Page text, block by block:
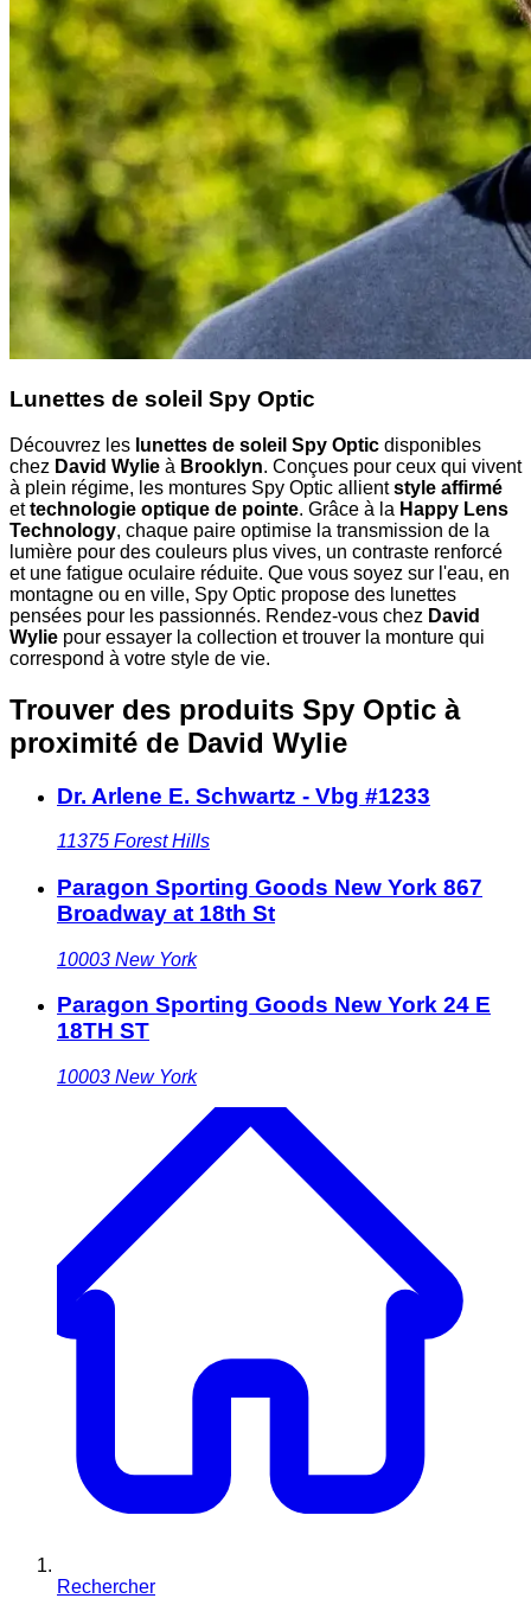
Lunettes de soleil Spy Optic
Découvrez les lunettes de soleil Spy Optic disponibles
chez David Wylie à Brooklyn. Conçues pour ceux qui vivent
à plein régime, les montures Spy Optic allientstyle affirmé
ettechnologie optique de pointe. Grâce à la Happy Lens
Technology, chaque paire optimise la transmission de la
lumière pour des couleurs plus vives, un contraste renforcé
et une fatigue oculaire réduite. Que vous soyez sur l'eau, en
montagne ou en ville, Spy Optic propose des lunettes
pensées pour les passionnés. Rendez-vous chez David
Wylie pour essayer la collection et trouver la monture qui
correspond à votre style de vie.
Trouver des produits Spy Optic à
proximité de David Wylie
Dr. Arlene E. Schwartz - Vbg #1233
11375 Forest Hills
Paragon Sporting Goods New York 867
Broadway at 18th St
10003 New York
Paragon Sporting Goods New York 24 E
18TH ST
10003 New York
Rechercher